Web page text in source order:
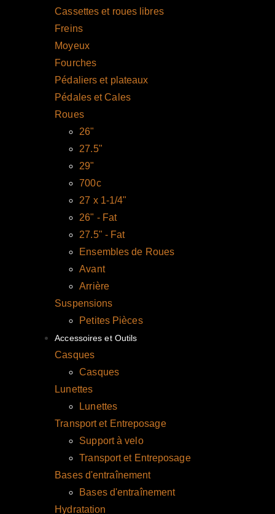
Cassettes et roues libres
Freins
Moyeux
Fourches
Pédaliers et plateaux
Pédales et Cales
Roues
26"
27.5"
29"
700c
27 x 1-1/4"
26" - Fat
27.5" - Fat
Ensembles de Roues
Avant
Arrière
Suspensions
Petites Pièces
Accessoires et Outils
Casques
Casques
Lunettes
Lunettes
Transport et Entreposage
Support à velo
Transport et Entreposage
Bases d'entraînement
Bases d'entraînement
Hydratation